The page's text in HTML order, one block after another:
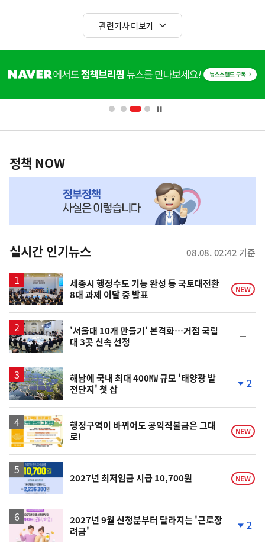
관련기사 더보기
단
배
영
책
NOW,
뉴
스
정책 NOW
실시간 인기뉴스 08.08. 02:42 기준
세종시 행정수도 기능 완성 등 국토대전환
8대 과제 이달 중 발표
NEW
'서울대 10개 만들기' 본격화…거점 국립
대 3곳 신속 선정
일
해남에 국내 최대 400㎿ 규모 '태양광 발
전단지' 첫 삽
락
2
행정구역이 바뀌어도 공익직불금은 그대
로!
NEW
2027년 최저임금 시급 10,700원 NEW
2027년 9월 신청분부터 달라지는 '근로장
려금'
2